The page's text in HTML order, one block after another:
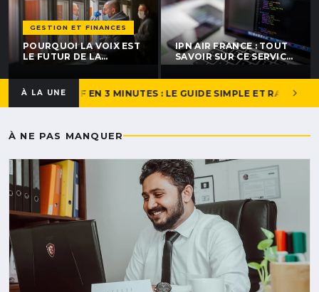
GESTION ET FINANCES
POURQUOI LA VOIX EST
LE FUTUR DE LA
GESTION TPE : TEST
D'ERGONOMIE SUR
FACTURE MOI !
IPN AIR FRANCE : TOUT
SAVOIR SUR CE SERVICE
EN VOL
À LA UNE
DEVIS MAAF EN 3 MINUTES : LE GUIDE SIMPLE ET RAPIDE
À NE PAS MANQUER